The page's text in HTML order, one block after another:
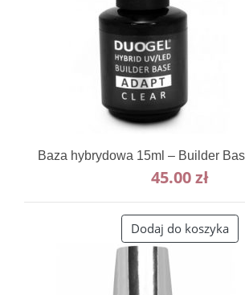
Baza hybrydowa 15ml – Builder
45.00zł
Dodaj do koszyka